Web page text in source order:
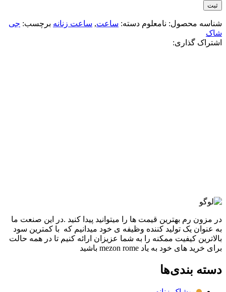
شناسه محصول: نامعلوم دسته: ساعت, ساعت زنانه برچسب: جی
شاک
اشتراک گذاری:
در مزون رم بهترین قیمت ها را میتوانید پیدا کنید .در این صنعت ما
به عنوان یک تولید کننده وظیفه ی خود میدانیم که با کمترین سود
بالاترین کیفیت ممکنه را به شما عزیزان ارائه کنیم تا در همه حالت
برای خرید های خود به یاد mezon rome باشید
دسته بندی‌ها